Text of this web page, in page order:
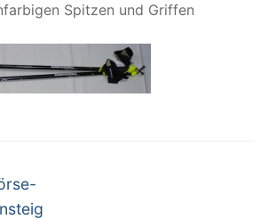
Spitzen und Griffen